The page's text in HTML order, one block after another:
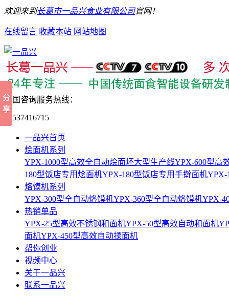
欢迎来到长葛市一品兴食业有限公司官网！
在线留言 收藏本站 网站地图
全国咨询服务热线：
15537416715
一品兴首页
烩面机系列
YPX-1000型高效全自动烩面坯大型生产线YPX-600型高
180型饭店专用烩面机YPX-180型饭店专用手擀面机YPX-
烙馍机系列
YPX-300型全自动烙馍机YPX-360型全自动烙馍机YPX-
热销单品
YPX-25型高效不锈钢和面机YPX-50型高效自动和面机
面机YPX-450型高效自动揉面机
帮你创业
视频中心
关于一品兴
联系一品兴